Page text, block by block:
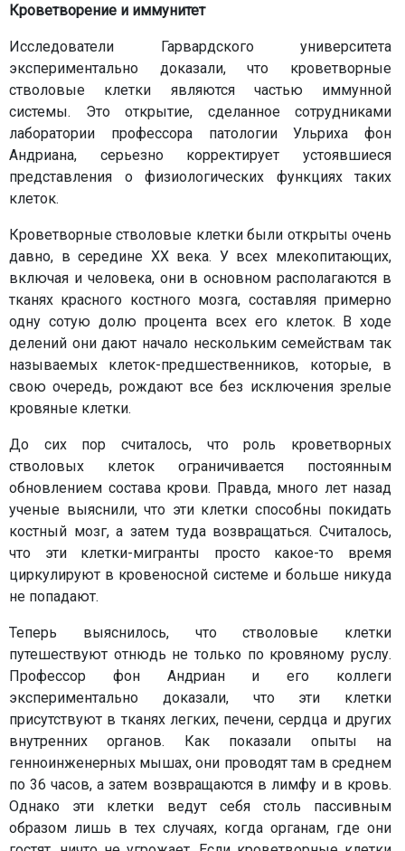
Кроветворение и иммунитет
Исследователи Гарвардского университета
экспериментально доказали, что кроветворные
стволовые клетки являются частью иммунной
системы. Это открытие, сделанное сотрудниками
лаборатории профессора патологии Ульриха фон
Андриана, серьезно корректирует устоявшиеся
представления о физиологических функциях таких
клеток.
Кроветворные стволовые клетки были открыты очень
давно, в середине ХХ века. У всех млекопитающих,
включая и человека, они в основном располагаются в
тканях красного костного мозга, составляя примерно
одну сотую долю процента всех его клеток. В ходе
делений они дают начало нескольким семействам так
называемых клеток-предшественников, которые, в
свою очередь, рождают все без исключения зрелые
кровяные клетки.
До сих пор считалось, что роль кроветворных
стволовых клеток ограничивается постоянным
обновлением состава крови. Правда, много лет назад
ученые выяснили, что эти клетки способны покидать
костный мозг, а затем туда возвращаться. Считалось,
что эти клетки-мигранты просто какое-то время
циркулируют в кровеносной системе и больше никуда
не попадают.
Теперь выяснилось, что стволовые клетки
путешествуют отнюдь не только по кровяному руслу.
Профессор фон Андриан и его коллеги
экспериментально доказали, что эти клетки
присутствуют в тканях легких, печени, сердца и других
внутренних органов. Как показали опыты на
генноинженерных мышах, они проводят там в среднем
по 36 часов, а затем возвращаются в лимфу и в кровь.
Однако эти клетки ведут себя столь пассивным
образом лишь в тех случаях, когда органам, где они